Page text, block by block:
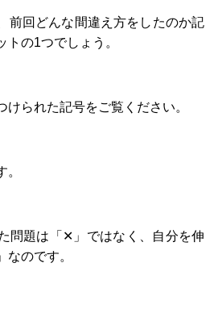
前回どんな間違え方をしたのか記
の1つでしょう。
けられた記号をご覧ください。
問題は「✕」ではなく、自分を伸
のです。